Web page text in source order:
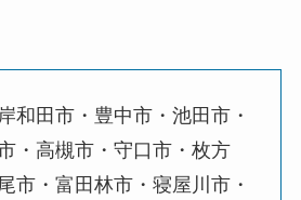
和田市・豊中市・池田市・
・高槻市・守口市・枚方
市・富田林市・寝屋川市・